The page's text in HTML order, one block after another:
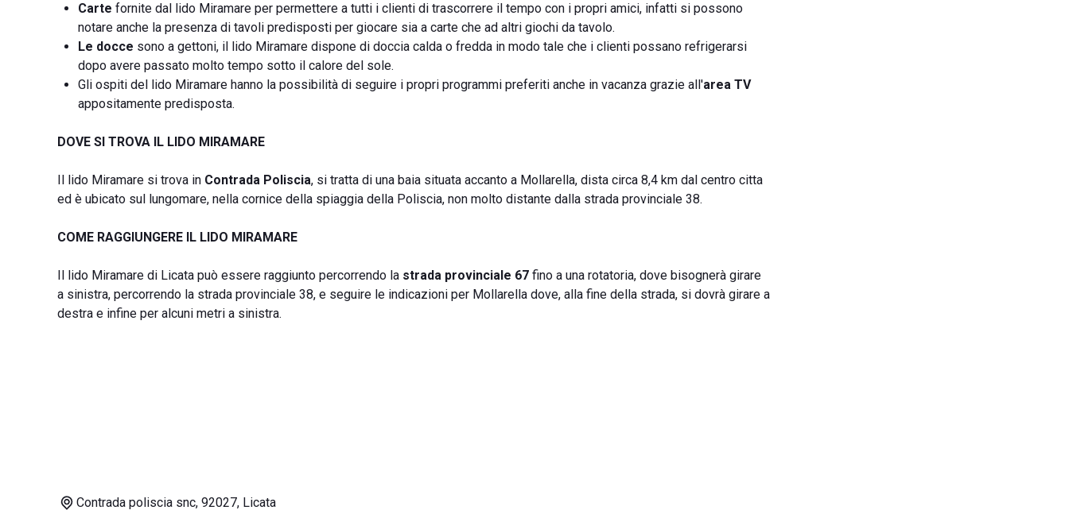
Carte fornite dal lido Miramare per permettere a tutti i clienti di trascorrere il tempo con i propri amici, infatti si possono
notare anche la presenza di tavoli predisposti per giocare sia a carte che ad altri giochi da tavolo.
Le docce sono a gettoni, il lido Miramare dispone di doccia calda o fredda in modo tale che i clienti possano refrigerarsi
dopo avere passato molto tempo sotto il calore del sole.
Gli ospiti del lido Miramare hanno la possibilità di seguire i propri programmi preferiti anche in vacanza grazie all'area TV
appositamente predisposta.
DOVE SI TROVA IL LIDO MIRAMARE
Il lido Miramare si trova in Contrada Poliscia, si tratta di una baia situata accanto a Mollarella, dista circa 8,4 km dal centro citta
ed è ubicato sul lungomare, nella cornice della spiaggia della Poliscia, non molto distante dalla strada provinciale 38.
COME RAGGIUNGERE IL LIDO MIRAMARE
Il lido Miramare di Licata può essere raggiunto percorrendo la strada provinciale 67 fino a una rotatoria, dove bisognerà girare
a sinistra, percorrendo la strada provinciale 38, e seguire le indicazioni per Mollarella dove, alla fine della strada, si dovrà girare a
destra e infine per alcuni metri a sinistra.
Contrada poliscia snc, 92027, Licata